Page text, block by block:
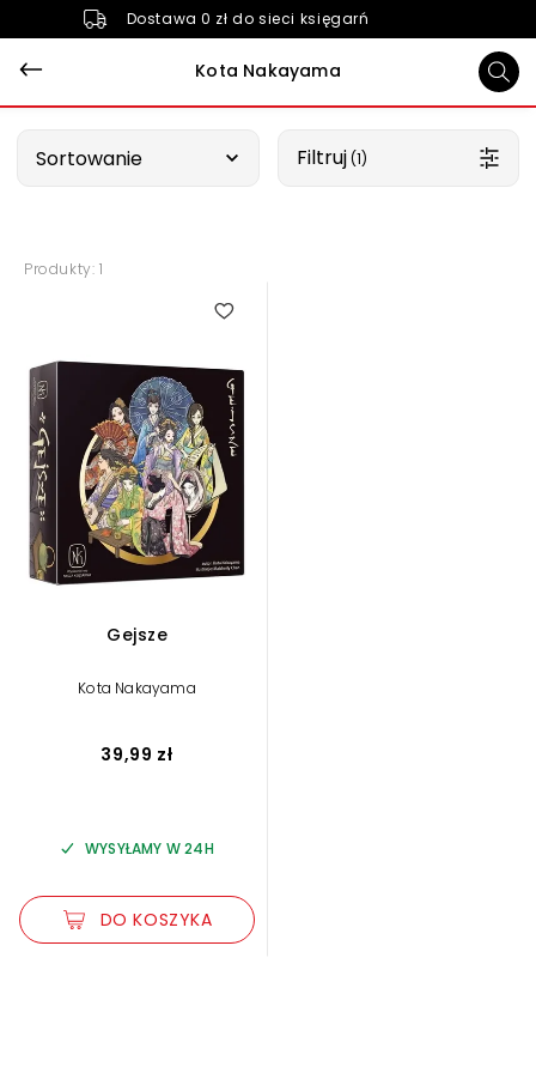
Dostawa 0 zł do sieci księgarń
Kota Nakayama
Sortowanie Filtruj (1)
Produkty: 1
Gejsze
Kota Nakayama
39,99 zł
WYSYŁAMY W 24H
DO KOSZYKA